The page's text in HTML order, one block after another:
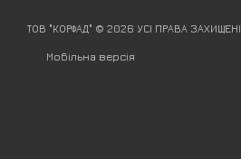
ТОВ "КОРФАД" © 2026 УСІ ПРАВА ЗАХИЩЕНІ
Мобільна версія